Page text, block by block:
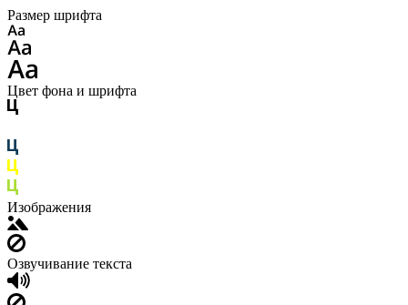
Размер шрифта
Цвет фона и шрифта
Изображения
Озвучивание текста